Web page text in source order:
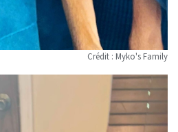
Crédit : Myko's Family